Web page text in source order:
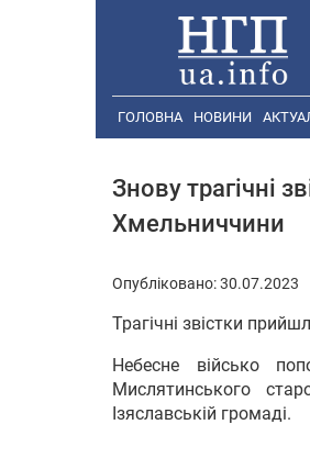
ГОЛОВНА НОВИНИ
Знову трагічні
Хмельниччини
Опубліковано:30.07.2023
Трагічні звістки
Небесне військо
Мислятинського
Ізяславській громаді.